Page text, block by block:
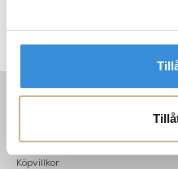
Köpvillkor